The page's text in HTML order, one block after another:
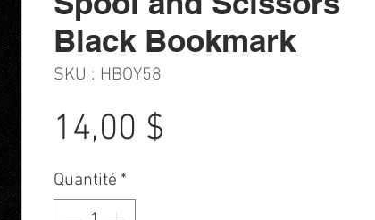
Black Bookmark
SKU : HBOY58
14,00 $
Quantité *